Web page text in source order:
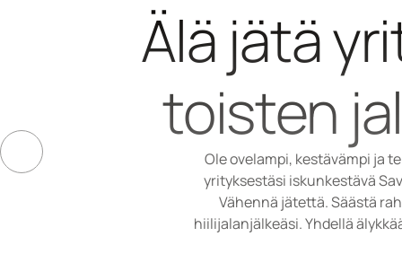
Älä jätä
toisten
Ole ovelampi, kestävämpi ja
yrityksestäsi iskunkestävä
Vähennä jätettä. Säästä
hiilijalanjälkeäsi. Yhdellä